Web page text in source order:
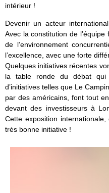
intérieur !
Devenir un acteur
Avec la constitution de
de l’environnement
l’excellence, avec une forte
Quelques initiatives récentes
la table ronde du débat qui
d’initiatives telles que Le
par des américains, font tout
devant des investisseurs à
Cette exposition
très bonne initiative !